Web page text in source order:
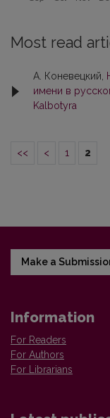
Most read
А. Коневецкий,
имени в
Kalbotyra
<< < 1 2
Make a
Information
For Readers
For Authors
For Librarians